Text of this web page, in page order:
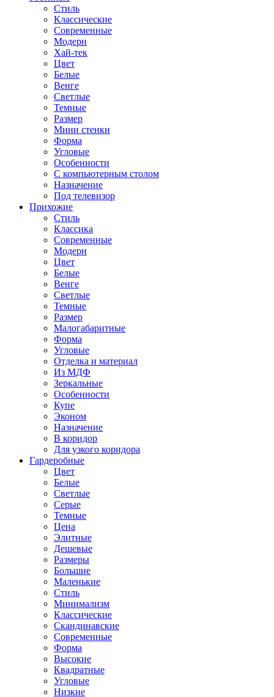
Стиль
Классические
Современные
Модерн
Хай-тек
Цвет
Белые
Венге
Светлые
Темные
Размер
Мини стенки
Форма
Угловые
Особенности
С компьютерным столом
Назначение
Под телевизор
Прихожие
Стиль
Классика
Современные
Модерн
Цвет
Белые
Венге
Светлые
Темные
Размер
Малогабаритные
Форма
Угловые
Отделка и материал
Из МДФ
Зеркальные
Особенности
Купе
Эконом
Назначение
В коридор
Для узкого коридора
Гардеробные
Цвет
Белые
Светлые
Серые
Темные
Цена
Элитные
Дешевые
Размеры
Большие
Маленькие
Стиль
Минимализм
Классические
Скандинавские
Современные
Форма
Высокие
Квадратные
Угловые
Низкие